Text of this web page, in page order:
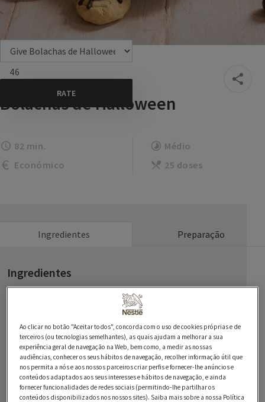
46
Bolachas de Halloween
82 min.
Médio
Económico
25 doses
Ingredientes Preparação
Ingredientes
50 g de chocolate preto NESTLÉ SOBREMESAS 44%
250 g de farinha
150 g de manteiga
45 g de açúcar mascavado
Ao clicar no botão "Aceitar todos", concorda com o uso de cookies próprias e de
terceiros (ou tecnologias semelhantes), as quais ajudam a melhorar a sua
experiência geral de navegação na Web, bem como, a medir as nossas
audiências, conhecer os seus hábitos de navegação, recolher informação útil que
nos permita a nós e aos nossos parceiros criar perfis e fornecer-lhe anúncios e
conteúdos adaptados aos seus interesses e hábitos de navegação, e ainda
fornecer funcionalidades de redes sociais (permitindo-lhe partilhar os
conteúdos disponibilizados nos nossos sites). Saiba mais sobre a nossa Política